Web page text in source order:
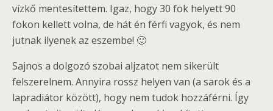
vízkő mentesítettem. Igaz, hogy 30 fok helyett 90
fokon kellett volna, de hát én férfi vagyok, és nem
jutnak ilyenek az eszembe! 🙂
Sajnos a dolgozó szobai aljzatot nem sikerült
felszerelnem. Annyira rossz helyen van (a sarok és a
lapradiátor között), hogy nem tudok hozzáférni. Így